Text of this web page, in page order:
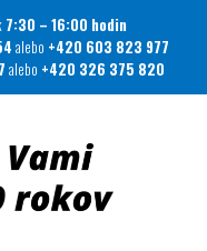
7:30 – 16:00 hodin
alebo +420 603 823 977
alebo +420 326 375 820